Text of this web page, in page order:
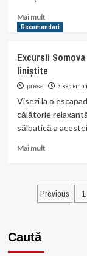
tratament
Mai multRead
more
să-
ți
alegi
perfectă
pentru
fiecare
Recomandari
Excursii
liniștite
press 3
Visezi la o
călătorie
sălbatică a
Mai multRead
Somova
în
Previous 1
Caută